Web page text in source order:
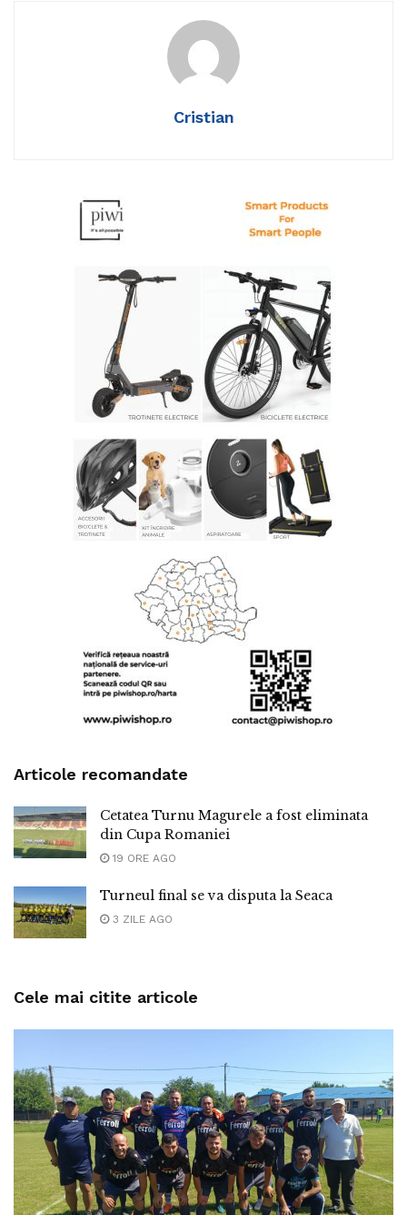
Cristian
Articole recomandate
Cetatea Turnu Magurele a fost eliminata
din Cupa Romaniei
19 ORE AGO
Turneul final se va disputa la Seaca
3 ZILE AGO
Cele mai citite articole